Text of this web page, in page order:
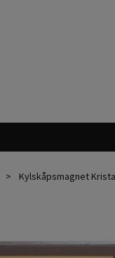
Kylskåpsmagnet